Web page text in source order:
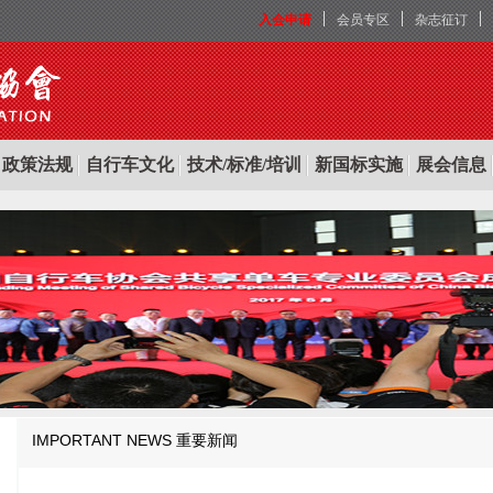
入会申请 会员专区 杂志征订
政策法规 自行车文化 技术/标准/培训 新国标实施 展会信息
IMPORTANT NEWS 重要新闻